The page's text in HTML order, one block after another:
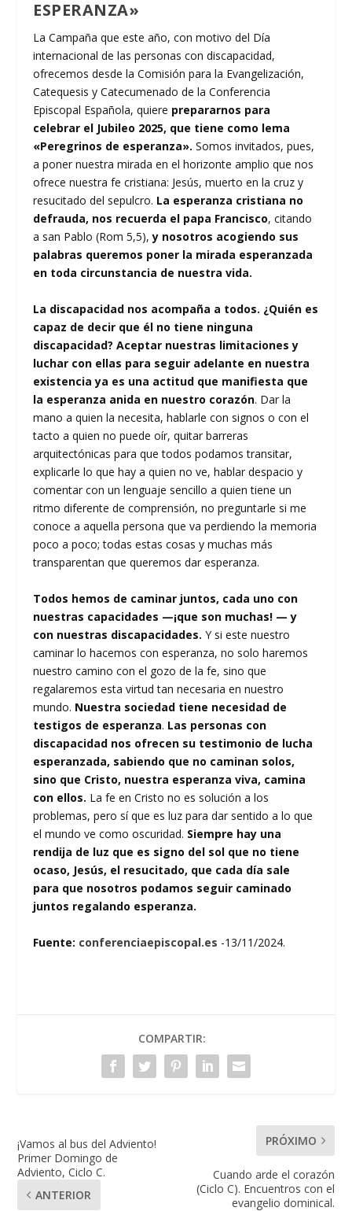
ESPERANZA»
La Campaña que este año, con motivo del Día
internacional de las personas con discapacidad,
ofrecemos desde la Comisión para la Evangelización,
Catequesis y Catecumenado de la Conferencia
Episcopal Española, quiere prepararnos para
celebrar el Jubileo 2025, que tiene como lema
«Peregrinos de esperanza».Somos invitados, pues,
a poner nuestra mirada en el horizonte amplio que nos
ofrece nuestra fe cristiana: Jesús, muerto en la cruz y
resucitado del sepulcro. La esperanza cristiana no
defrauda, nos recuerda el papa Francisco, citando
a san Pablo (Rom 5,5),y nosotros acogiendo sus
palabras queremos poner la mirada esperanzada
en toda circunstancia de nuestra vida.
La discapacidad nos acompaña a todos. ¿Quién es
capaz de decir que él no tiene ninguna
discapacidad? Aceptar nuestras limitaciones y
luchar con ellas para seguir adelante en nuestra
existencia ya es una actitud que manifiesta que
la esperanza anida en nuestro corazón. Dar la
mano a quien la necesita, hablarle con signos o con el
tacto a quien no puede oír, quitar barreras
arquitectónicas para que todos podamos transitar,
explicarle lo que hay a quien no ve, hablar despacio y
comentar con un lenguaje sencillo a quien tiene un
ritmo diferente de comprensión, no preguntarle si me
conoce a aquella persona que va perdiendo la memoria
poco a poco; todas estas cosas y muchas más
transparentan que queremos dar esperanza.
Todos hemos de caminar juntos, cada uno con
nuestras capacidades —¡que son muchas! — y
con nuestras discapacidades. Y si este nuestro
caminar lo hacemos con esperanza, no solo haremos
nuestro camino con el gozo de la fe, sino que
regalaremos esta virtud tan necesaria en nuestro
mundo. Nuestra sociedad tiene necesidad de
testigos de esperanza. Las personas con
discapacidad nos ofrecen su testimonio de lucha
esperanzada, sabiendo que no caminan solos,
sino que Cristo, nuestra esperanza viva, camina
con ellos. La fe en Cristo no es solución a los
problemas, pero sí que es luz para dar sentido a lo que
el mundo ve como oscuridad. Siempre hay una
rendija de luz que es signo del sol que no tiene
ocaso, Jesús, el resucitado, que cada día sale
para que nosotros podamos seguir caminado
juntos regalando esperanza.
Fuente: conferenciaepiscopal.es -13/11/2024.
COMPARTIR:
¡Vamos al bus del Adviento!
Primer Domingo de
Adviento, Ciclo C.
ANTERIOR
PRÓXIMO
Cuando arde el corazón
(Ciclo C). Encuentros con el
evangelio dominical.